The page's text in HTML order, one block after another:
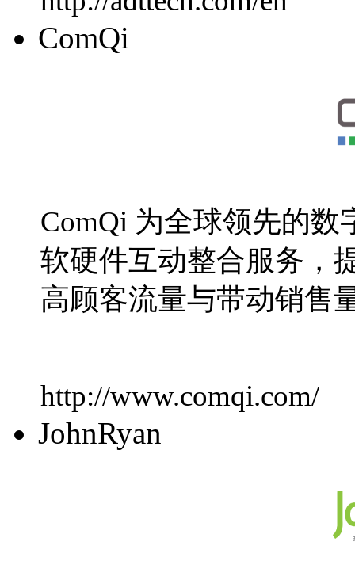
ComQi
ComQi 为全球领先的
软硬件互动整合服务，
高顾客流量与带动销售
http://www.comqi.com/
JohnRyan